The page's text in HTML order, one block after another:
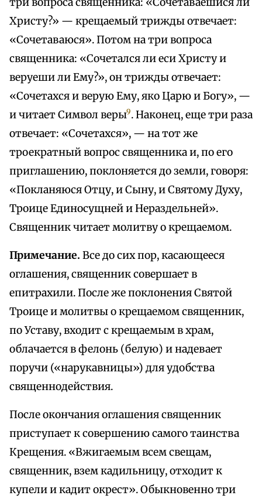
Христу?» — крещаемый трижды отвечает:
«Сочетаваюся». Потом на три вопроса
священника: «Сочетался ли еси Христу и
веруеши ли Ему?», он трижды отвечает:
«Сочетахся и верую Ему, яко Царю и Богу», —
и читает Символ веры9. Наконец, еще три раза
отвечает: «Сочетахся», — на тот же
троекратный вопрос священника и, по его
приглашению, поклоняется до земли, говоря:
«Покланяюся Отцу, и Сыну, и Святому Духу,
Троице Единосущней и Нераздельней».
Священник читает молитву о крещаемом.
Примечание. Все до сих пор, касающееся
оглашения, священник совершает в
епитрахили. После же поклонения Святой
Троице и молитвы о крещаемом священник,
по Уставу, входит с крещаемым в храм,
облачается в фелонь (белую) и надевает
поручи («нарукавницы») для удобства
священнодействия.
После окончания оглашения священник
приступает к совершению самого таинства
Крещения. «Вжигаемым всем свещам,
священник, взем кадильницу, отходит к
купели и кадит окрест». Обыкновенно три